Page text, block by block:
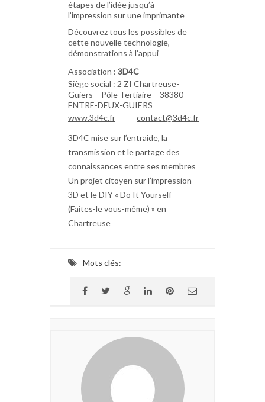
étapes de l’idée jusqu’à
l’impression sur une imprimante
Découvrez tous les possibles de
cette nouvelle technologie,
démonstrations à l’appui
Association : 3D4C
Siège social : 2 ZI Chartreuse-
Guiers – Pôle Tertiaire – 38380
ENTRE-DEUX-GUIERS
www.3d4c.fr
contact@3d4c.fr
3D4C mise sur l’entraide, la
transmission et le partage des
connaissances entre ses membres
Un projet citoyen sur l’impression
3D et le DIY « Do It Yourself
(Faites-le vous-même) » en
Chartreuse
Mots clés: